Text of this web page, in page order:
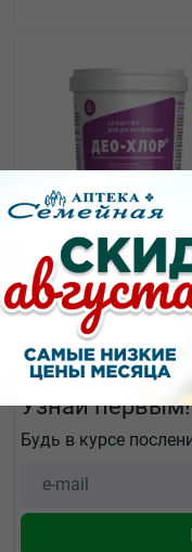
от1034.29 ₽
Део-хлор таблетки
№300
Узнай первым!
Будь в курсе